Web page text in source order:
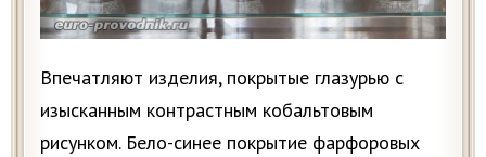
Впечатляют изделия, покрытые глазурью с
изысканным контрастным кобальтовым
рисунком. Бело-синее покрытие фарфоровых